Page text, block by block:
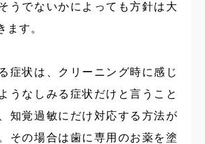
うでないかによっても方針は大
ます。
症状は、クリーニング時に感じ
うなしみる症状だけと言うこと
知覚過敏にだけ対応する方法が
その場合は歯に専用のお薬を塗